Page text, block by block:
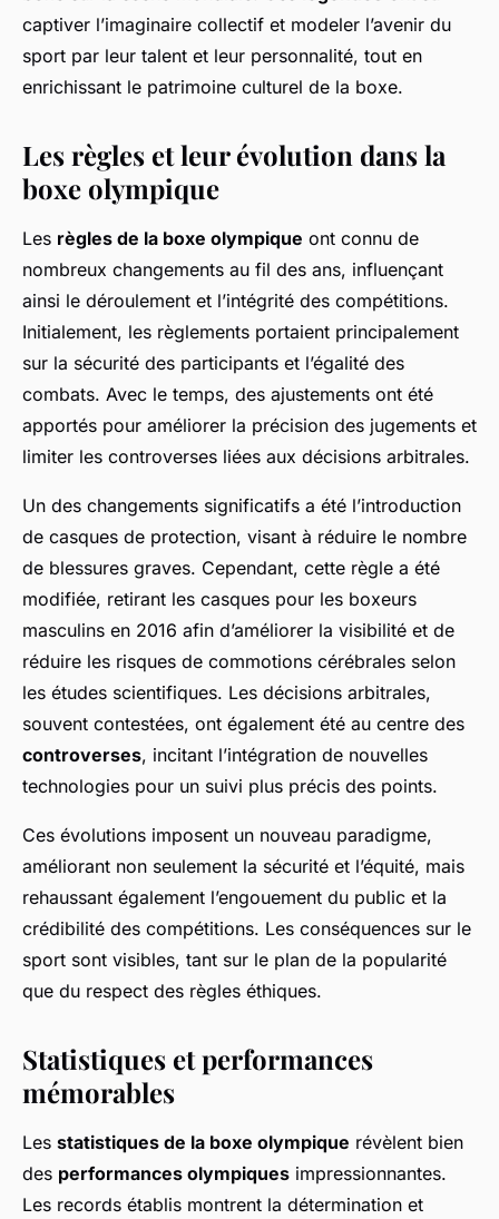
captiver l’imaginaire collectif et modeler l’avenir du
sport par leur talent et leur personnalité, tout en
enrichissant le patrimoine culturel de la boxe.
Les règles et leur évolution dans la
boxe olympique
Les règles de la boxe olympique ont connu de
nombreux changements au fil des ans, influençant
ainsi le déroulement et l’intégrité des compétitions.
Initialement, les règlements portaient principalement
sur la sécurité des participants et l’égalité des
combats. Avec le temps, des ajustements ont été
apportés pour améliorer la précision des jugements et
limiter les controverses liées aux décisions arbitrales.
Un des changements significatifs a été l’introduction
de casques de protection, visant à réduire le nombre
de blessures graves. Cependant, cette règle a été
modifiée, retirant les casques pour les boxeurs
masculins en 2016 afin d’améliorer la visibilité et de
réduire les risques de commotions cérébrales selon
les études scientifiques. Les décisions arbitrales,
souvent contestées, ont également été au centre des
controverses, incitant l’intégration de nouvelles
technologies pour un suivi plus précis des points.
Ces évolutions imposent un nouveau paradigme,
améliorant non seulement la sécurité et l’équité, mais
rehaussant également l’engouement du public et la
crédibilité des compétitions. Les conséquences sur le
sport sont visibles, tant sur le plan de la popularité
que du respect des règles éthiques.
Statistiques et performances
mémorables
Les statistiques de la boxe olympique révèlent bien
des performances olympiques impressionnantes.
Les records établis montrent la détermination et